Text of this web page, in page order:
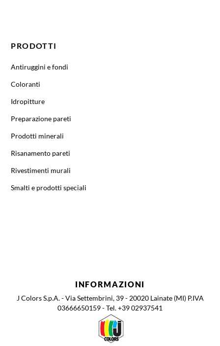
PRODOTTI
Antiruggini e fondi
Coloranti
Idropitture
Preparazione pareti
Prodotti minerali
Risanamento pareti
Rivestimenti murali
Smalti e prodotti speciali
INFORMAZIONI
J Colors S.p.A. - Via Settembrini, 39 - 20020 Lainate (MI) P.IVA
03666650159 - Tel. +39 02937541